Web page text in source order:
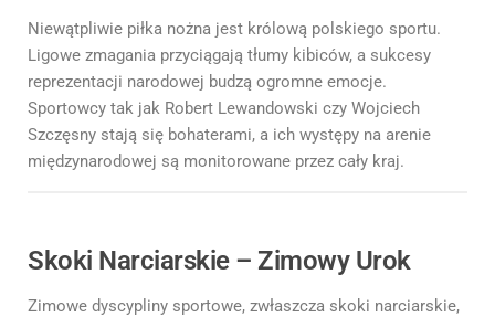
Niewątpliwie piłka nożna jest królową polskiego sportu.
Ligowe zmagania przyciągają tłumy kibiców, a sukcesy
reprezentacji narodowej budzą ogromne emocje.
Sportowcy tak jak Robert Lewandowski czy Wojciech
Szczęsny stają się bohaterami, a ich występy na arenie
międzynarodowej są monitorowane przez cały kraj.
Skoki Narciarskie – Zimowy Urok
Zimowe dyscypliny sportowe, zwłaszcza skoki narciarskie,